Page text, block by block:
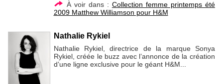
À voir dans : Collection femme printemps été
2009 Matthew Williamson pour H&M
Nathalie Rykiel
Nathalie Rykiel, directrice de la marque Sonya
Rykiel, créée le buzz avec l’annonce de la création
d’une ligne exclusive pour le géant H&M...